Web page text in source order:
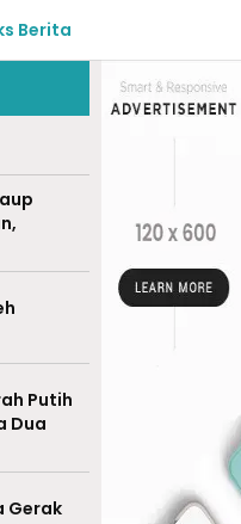
Berita
Putih
Dua
Gerak